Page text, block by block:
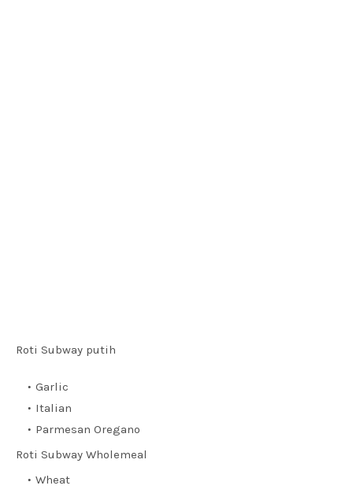
Roti Subway putih
Garlic
Italian
Parmesan Oregano
Roti Subway Wholemeal
Wheat